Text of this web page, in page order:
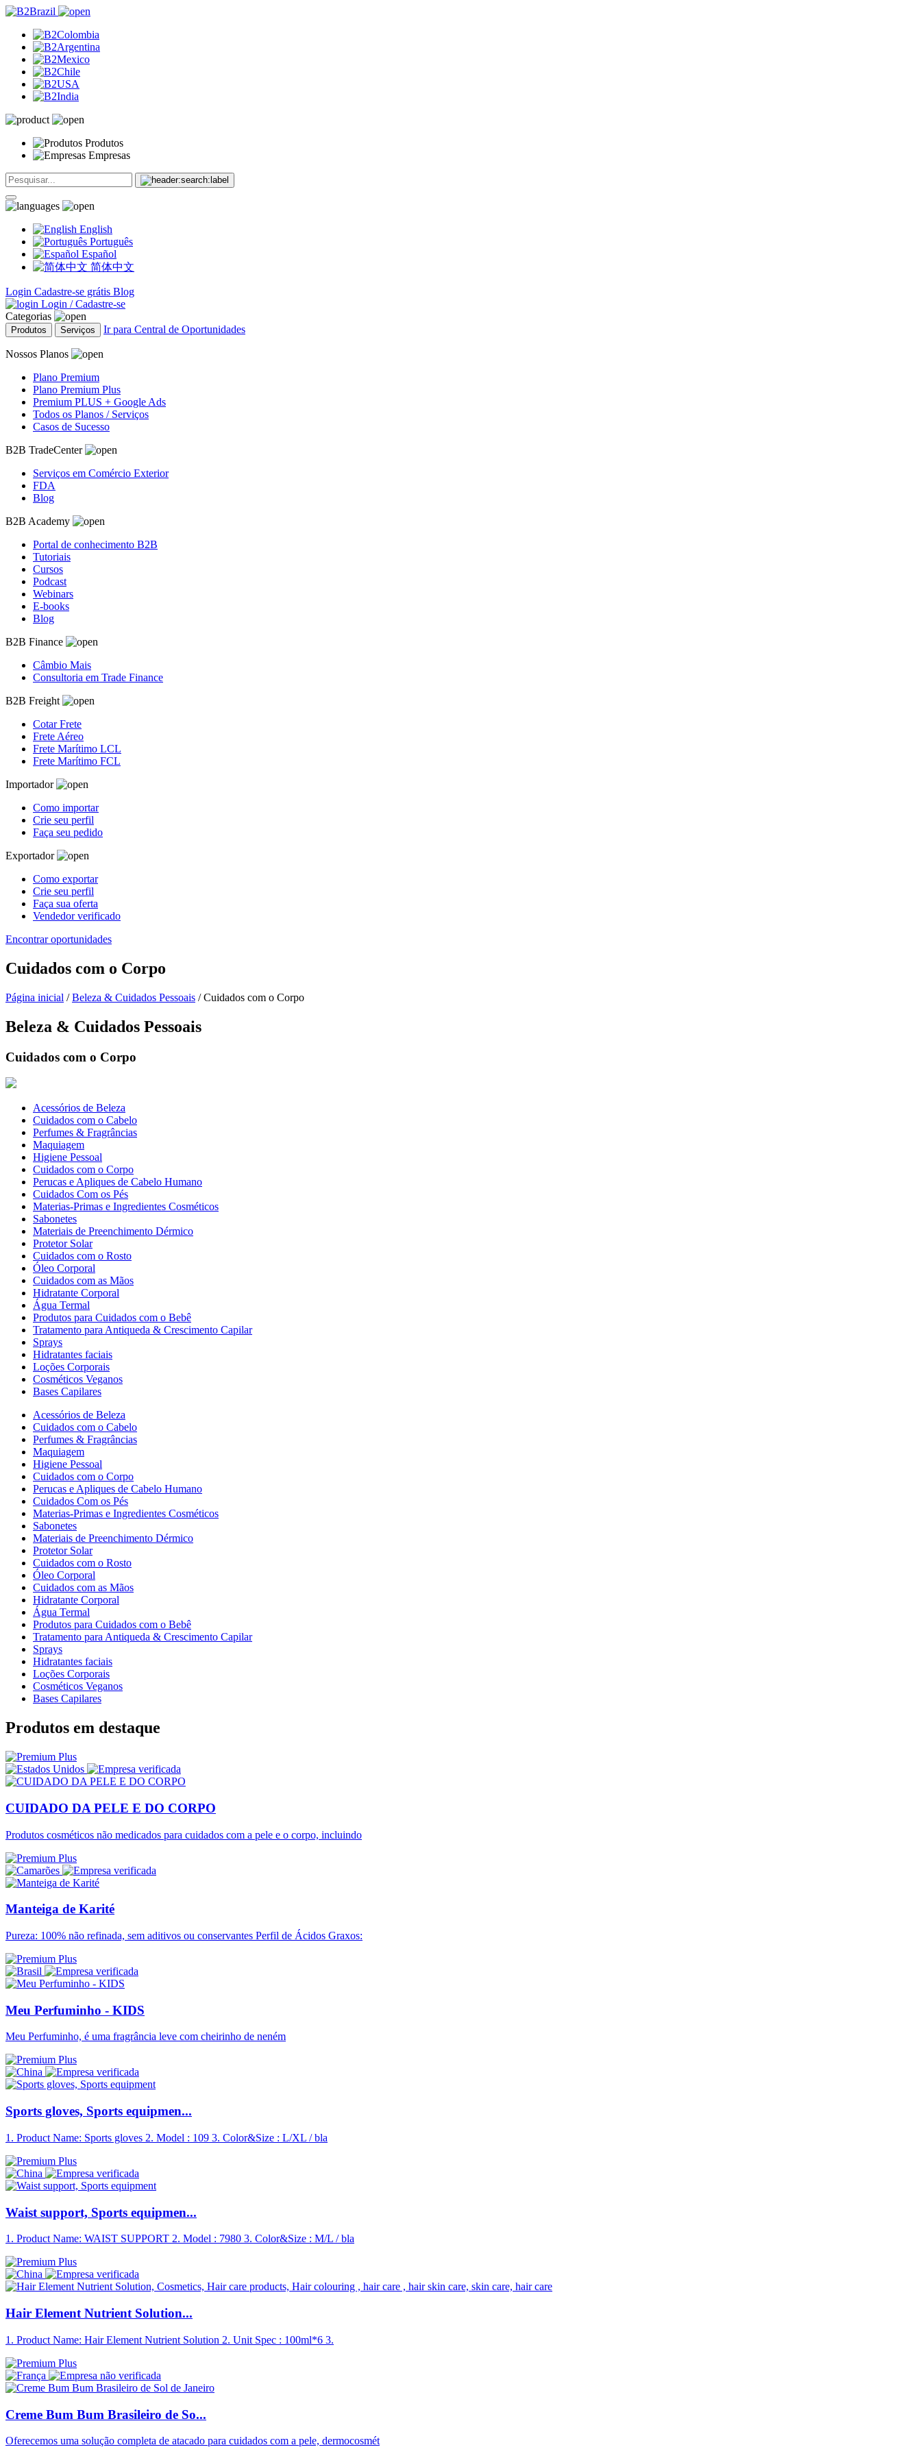
Produtos
Empresas
English
Português
Español
简体中文
Login Cadastre-se grátis Blog
Login / Cadastre-se
Categorias
Produtos Serviços Ir para Central de Oportunidades
Nossos Planos
Plano Premium
Plano Premium Plus
Premium PLUS + Google Ads
Todos os Planos / Serviços
Casos de Sucesso
B2B TradeCenter
Serviços em Comércio Exterior
FDA
Blog
B2B Academy
Portal de conhecimento B2B
Tutoriais
Cursos
Podcast
Webinars
E-books
Blog
B2B Finance
Câmbio Mais
Consultoria em Trade Finance
B2B Freight
Cotar Frete
Frete Aéreo
Frete Marítimo LCL
Frete Marítimo FCL
Importador
Como importar
Crie seu perfil
Faça seu pedido
Exportador
Como exportar
Crie seu perfil
Faça sua oferta
Vendedor verificado
Encontrar oportunidades
Cuidados com o Corpo
Página inicial /Beleza & Cuidados Pessoais / Cuidados com o Corpo
Beleza & Cuidados Pessoais
Cuidados com o Corpo
Acessórios de Beleza
Cuidados com o Cabelo
Perfumes & Fragrâncias
Maquiagem
Higiene Pessoal
Cuidados com o Corpo
Perucas e Apliques de Cabelo Humano
Cuidados Com os Pés
Materias-Primas e Ingredientes Cosméticos
Sabonetes
Materiais de Preenchimento Dérmico
Protetor Solar
Cuidados com o Rosto
Óleo Corporal
Cuidados com as Mãos
Hidratante Corporal
Água Termal
Produtos para Cuidados com o Bebê
Tratamento para Antiqueda & Crescimento Capilar
Sprays
Hidratantes faciais
Loções Corporais
Cosméticos Veganos
Bases Capilares
Acessórios de Beleza
Cuidados com o Cabelo
Perfumes & Fragrâncias
Maquiagem
Higiene Pessoal
Cuidados com o Corpo
Perucas e Apliques de Cabelo Humano
Cuidados Com os Pés
Materias-Primas e Ingredientes Cosméticos
Sabonetes
Materiais de Preenchimento Dérmico
Protetor Solar
Cuidados com o Rosto
Óleo Corporal
Cuidados com as Mãos
Hidratante Corporal
Água Termal
Produtos para Cuidados com o Bebê
Tratamento para Antiqueda & Crescimento Capilar
Sprays
Hidratantes faciais
Loções Corporais
Cosméticos Veganos
Bases Capilares
Produtos em destaque
CUIDADO DA PELE E DO CORPO
Produtos cosméticos não medicados para cuidados com a pele e o corpo, incluindo
Manteiga de Karité
Pureza: 100% não refinada, sem aditivos ou conservantes Perfil de Ácidos Graxos:
Meu Perfuminho - KIDS
Meu Perfuminho, é uma fragrância leve com cheirinho de neném
Sports gloves, Sports equipmen...
1. Product Name: Sports gloves 2. Model : 109 3. Color&Size : L/XL / bla
Waist support, Sports equipmen...
1. Product Name: WAIST SUPPORT 2. Model : 7980 3. Color&Size : M/L / bla
Hair Element Nutrient Solution...
1. Product Name: Hair Element Nutrient Solution 2. Unit Spec : 100ml*6 3.
Creme Bum Bum Brasileiro de So...
Oferecemos uma solução completa de atacado para cuidados com a pele, dermocosmét